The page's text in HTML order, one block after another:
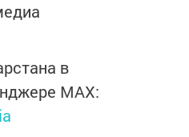
в
MАХ: